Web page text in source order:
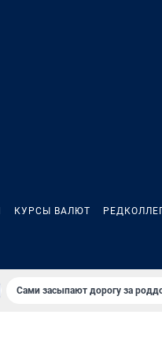
КУРСЫ ВАЛЮТ
Сами засыпают дорогу за